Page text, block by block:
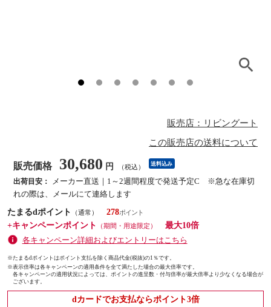
販売店：リビングート
この販売店の送料について
販売価格 30,680 円 （税込） 送料込み
出荷目安：
メーカー直送｜1～2週間程度で発送予定C ※急な在庫切
れの際は、メールにて連絡します
たまるdポイント
（通常）
278
+キャンペーンポイント
（期間・用途限定）
最大10倍
各キャンペーン詳細およびエントリーはこちら
※たまるdポイントはポイント支払を除く商品代金(税抜)の1％です。
※表示倍率は各キャンペーンの適用条件を全て満たした場合の最大倍率です。
各キャンペーンの適用状況によっては、ポイントの進呈数・付与倍率が最大倍率より少なくなる場合が
ございます。
dカードでお支払ならポイント3倍